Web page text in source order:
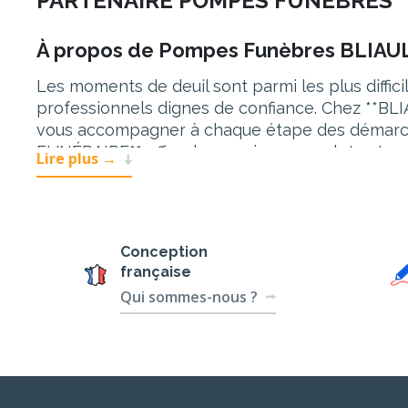
À propos de Pompes Funèbres
Les moments de deuil sont parmi les plus
professionnels dignes de confiance. Chez
vous accompagner à chaque étape des
FUNÉRAIRE** offre des services complets et
L’organisation d’obsèques est une tâche
charge de toutes les démarches
hommage au défunt. Leurs services incluent
Lire plus →
Conception
française
Qui sommes-nous ?